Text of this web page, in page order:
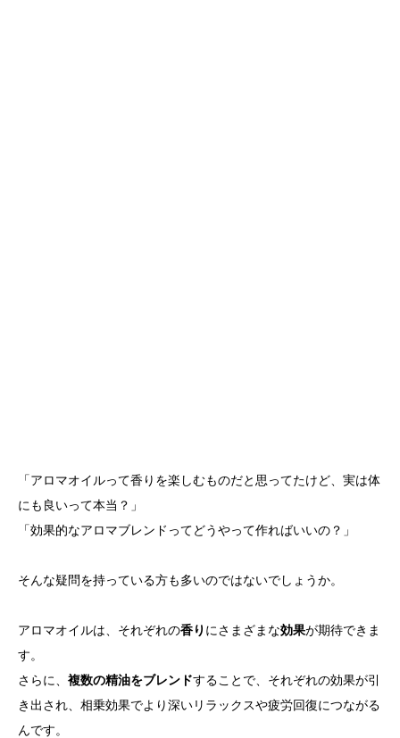
「アロマオイルって香りを楽しむものだと思ってたけど、実は体
にも良いって本当？」
「効果的なアロマブレンドってどうやって作ればいいの？」
そんな疑問を持っている方も多いのではないでしょうか。
アロマオイルは、それぞれの香り にさまざまな効果が期待できま
す。
さらに、 複数の精油をブレンドすることで、それぞれの効果が引
き出され、相乗効果でより深いリラックスや疲労回復につながる
んです。